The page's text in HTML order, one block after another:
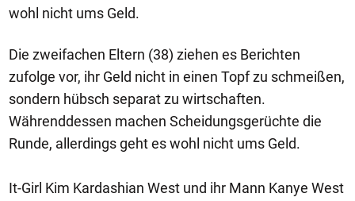
wohl nicht ums Geld.
Die zweifachen Eltern (38) ziehen es Berichten
zufolge vor, ihr Geld nicht in einen Topf zu schmeißen,
sondern hübsch separat zu wirtschaften.
Währenddessen machen Scheidungsgerüchte die
Runde, allerdings geht es wohl nicht ums Geld.
It-Girl Kim Kardashian West und ihr Mann Kanye West